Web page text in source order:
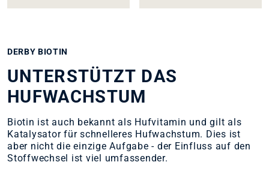
DERBY BIOTIN
UNTERSTÜTZT DAS
HUFWACHSTUM
Biotin ist auch bekannt als Hufvitamin und gilt als
Katalysator für schnelleres Hufwachstum. Dies ist
aber nicht die einzige Aufgabe - der Einfluss auf den
Stoffwechsel ist viel umfassender.